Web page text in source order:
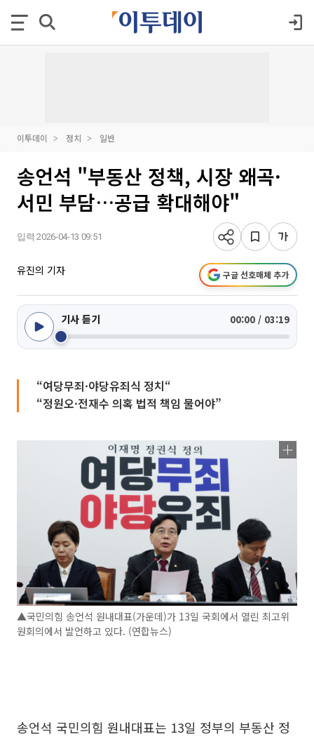
이투데이 정치 일반
송언석 "부동산 정책, 시장 왜곡·
서민 부담…공급 확대해야"
입력 2026-04-13 09:51
유진의 기자 구글 선호매체 추가
기사 듣기 00:00 / 03:19
“여당무죄·야당유죄식 정치“
“정원오·전재수 의혹 법적 책임 물어야”
▲국민의힘 송언석 원내대표(가운데)가 13일 국회에서 열린 최고위
원회의에서 발언하고 있다. (연합뉴스)
송언석 국민의힘 원내대표는 13일 정부의 부동산 정